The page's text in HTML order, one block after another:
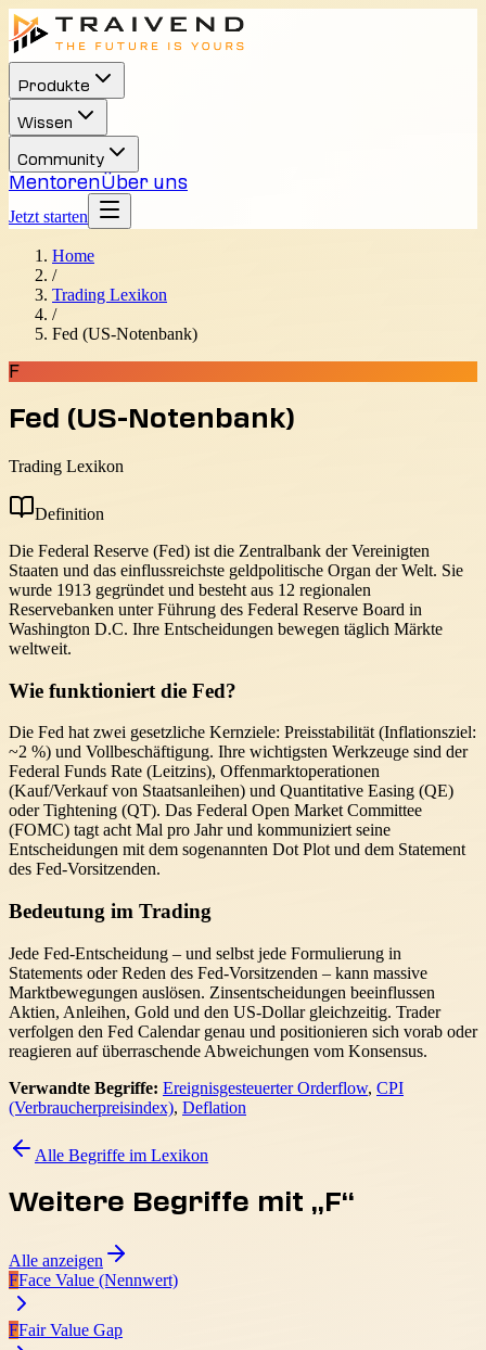
Produkte
Wissen
Community
MentorenÜber uns
Jetzt starten
Home
/
Trading Lexikon
/
Fed (US-Notenbank)
F
Fed (US-Notenbank)
Trading Lexikon
Definition
Die Federal Reserve (Fed) ist die Zentralbank der Vereinigten
Staaten und das einflussreichste geldpolitische Organ der Welt. Sie
wurde 1913 gegründet und besteht aus 12 regionalen
Reservebanken unter Führung des Federal Reserve Board in
Washington D.C. Ihre Entscheidungen bewegen täglich Märkte
weltweit.
Wie funktioniert die Fed?
Die Fed hat zwei gesetzliche Kernziele: Preisstabilität (Inflationsziel:
~2 %) und Vollbeschäftigung. Ihre wichtigsten Werkzeuge sind der
Federal Funds Rate (Leitzins), Offenmarktoperationen
(Kauf/Verkauf von Staatsanleihen) und Quantitative Easing (QE)
oder Tightening (QT). Das Federal Open Market Committee
(FOMC) tagt acht Mal pro Jahr und kommuniziert seine
Entscheidungen mit dem sogenannten Dot Plot und dem Statement
des Fed-Vorsitzenden.
Bedeutung im Trading
Jede Fed-Entscheidung – und selbst jede Formulierung in
Statements oder Reden des Fed-Vorsitzenden – kann massive
Marktbewegungen auslösen. Zinsentscheidungen beeinflussen
Aktien, Anleihen, Gold und den US-Dollar gleichzeitig. Trader
verfolgen den Fed Calendar genau und positionieren sich vorab oder
reagieren auf überraschende Abweichungen vom Konsensus.
Verwandte Begriffe: Ereignisgesteuerter Orderflow, CPI
(Verbraucherpreisindex), Deflation
Alle Begriffe im Lexikon
Weitere Begriffe mit „ F“
Alle anzeigen
FFace Value (Nennwert)
FFair Value Gap